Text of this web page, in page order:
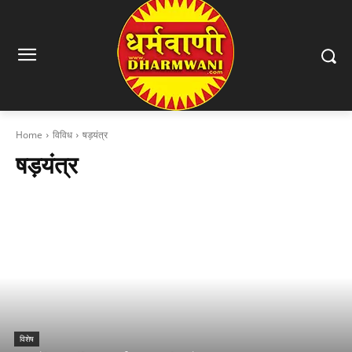
Home विविध षड़यंत्र
षड़यंत्र
विशेष